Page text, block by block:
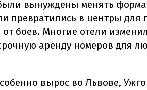
вынуждены менять
превратились в центры для
боев. Многие отели
аренду номеров для
вырос во Львове,